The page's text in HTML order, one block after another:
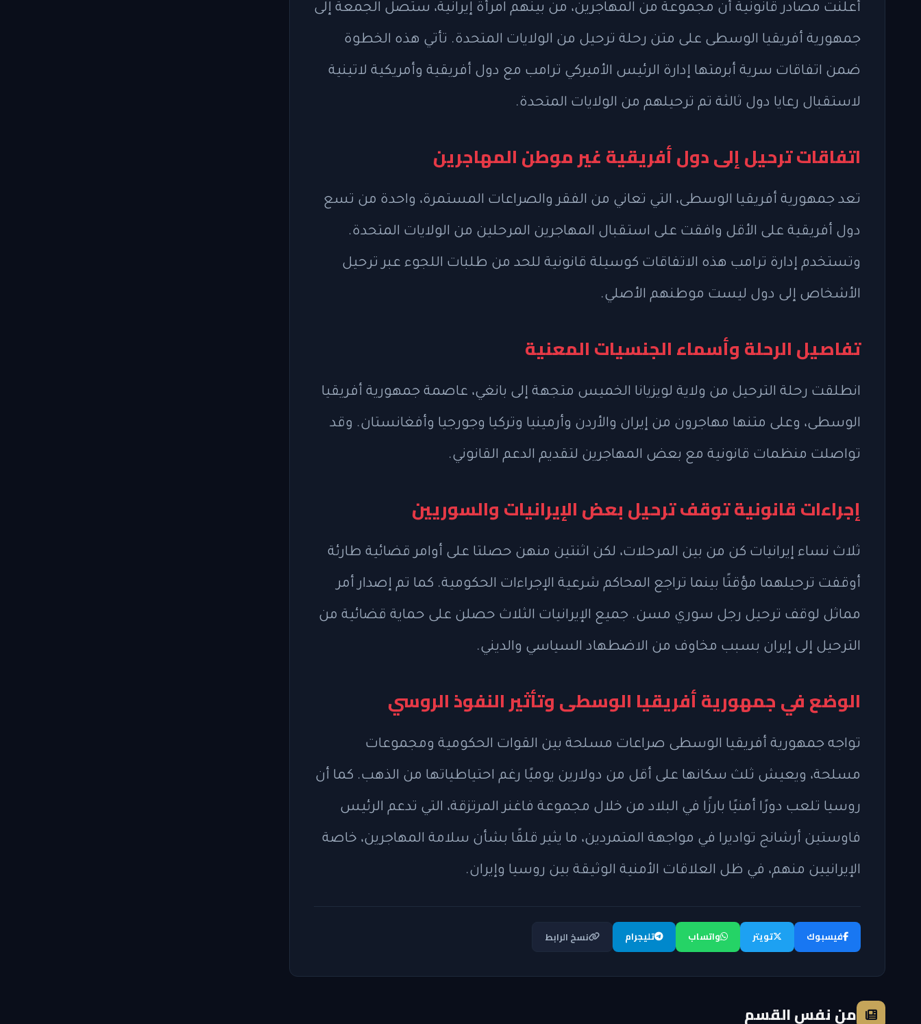
أعلنت مصادر قانونية أن مجموعة من المهاجرين، من بينهم امرأة إيرانية، ستصل الجمعة إلى
جمهورية أفريقيا الوسطى على متن رحلة ترحيل من الولايات المتحدة. تأتي هذه الخطوة
ضمن اتفاقات سرية أبرمتها إدارة الرئيس الأميركي ترامب مع دول أفريقية وأمريكية لاتينية
لاستقبال رعايا دول ثالثة تم ترحيلهم من الولايات المتحدة.
اتفاقات ترحيل إلى دول أفريقية غير موطن المهاجرين
تعد جمهورية أفريقيا الوسطى، التي تعاني من الفقر والصراعات المستمرة، واحدة من تسع
دول أفريقية على الأقل وافقت على استقبال المهاجرين المرحلين من الولايات المتحدة.
وتستخدم إدارة ترامب هذه الاتفاقات كوسيلة قانونية للحد من طلبات اللجوء عبر ترحيل
الأشخاص إلى دول ليست موطنهم الأصلي.
تفاصيل الرحلة وأسماء الجنسيات المعنية
انطلقت رحلة الترحيل من ولاية لويزيانا الخميس متجهة إلى بانغي، عاصمة جمهورية أفريقيا
الوسطى، وعلى متنها مهاجرون من إيران والأردن وأرمينيا وتركيا وجورجيا وأفغانستان. وقد
تواصلت منظمات قانونية مع بعض المهاجرين لتقديم الدعم القانوني.
إجراءات قانونية توقف ترحيل بعض الإيرانيات والسوريين
ثلاث نساء إيرانيات كن من بين المرحلات، لكن اثنتين منهن حصلتا على أوامر قضائية طارئة
أوقفت ترحيلهما مؤقتًا بينما تراجع المحاكم شرعية الإجراءات الحكومية. كما تم إصدار أمر
مماثل لوقف ترحيل رجل سوري مسن. جميع الإيرانيات الثلاث حصلن على حماية قضائية من
الترحيل إلى إيران بسبب مخاوف من الاضطهاد السياسي والديني.
الوضع في جمهورية أفريقيا الوسطى وتأثير النفوذ الروسي
تواجه جمهورية أفريقيا الوسطى صراعات مسلحة بين القوات الحكومية ومجموعات
مسلحة، ويعيش ثلث سكانها على أقل من دولارين يوميًا رغم احتياطياتها من الذهب. كما أن
روسيا تلعب دورًا أمنيًا بارزًا في البلاد من خلال مجموعة فاغنر المرتزقة، التي تدعم الرئيس
فاوستين أرشانج تواديرا في مواجهة المتمردين، ما يثير قلقًا بشأن سلامة المهاجرين، خاصة
الإيرانيين منهم، في ظل العلاقات الأمنية الوثيقة بين روسيا وإيران.
فيسبوك تويتر واتساب تليجرام نسخ الرابط
من نفس القسم